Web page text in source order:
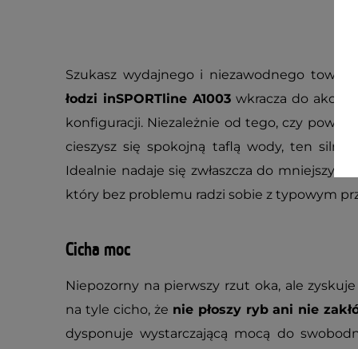
Szukasz wydajnego i niezawodnego
łodzi inSPORTline A1003 wkracza do akcji
konfiguracji. Niezależnie od tego, czy powoli
cieszysz się spokojną taflą wody, ten
Idealnie nadaje się zwłaszcza do
który bez problemu radzi sobie z typowym
Cicha moc
Niepozorny na pierwszy rzut oka, ale
na tyle cicho, że nie płoszy ryb ani nie
dysponuje wystarczającą mocą do